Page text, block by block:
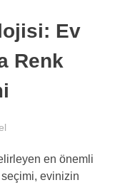
Ev
Renk
en önemli
evinizin